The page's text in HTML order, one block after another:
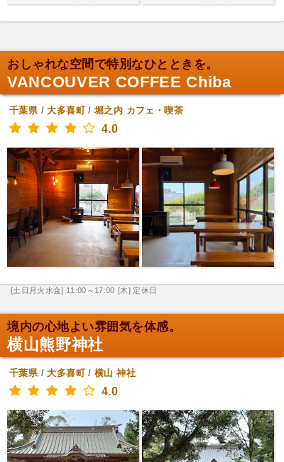
おしゃれな空間で特別なひとときを。
VANCOUVER COFFEE Chiba
千葉県/大多喜町/堀之内 カフェ・喫茶
4.0
[土日月火水金] 11:00～17:00 [木] 定休日
境内の心地よい雰囲気を体感。
横山熊野神社
千葉県/大多喜町/横山 神社
4.0